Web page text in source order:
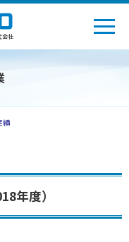
会社
績
年度）